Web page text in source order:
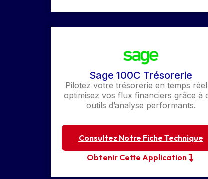
Sage 100C Trésorerie
Pilotez votre trésorerie en temps
optimisez vos flux financiers grâce à
outils d’analyse performants.
Consultez Notre Fiche Technique
Obtenir Cette Application